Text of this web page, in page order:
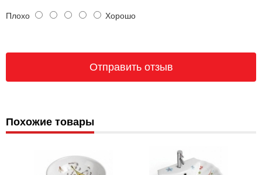
Плохо Хорошо
Похожие товары